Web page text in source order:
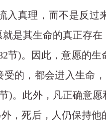
入真理，而不是反
就是其生命的真正存
节)。因此，意愿的生
受的，都会进入生命
节)。此外，凡正确
外，死后，人仍保持